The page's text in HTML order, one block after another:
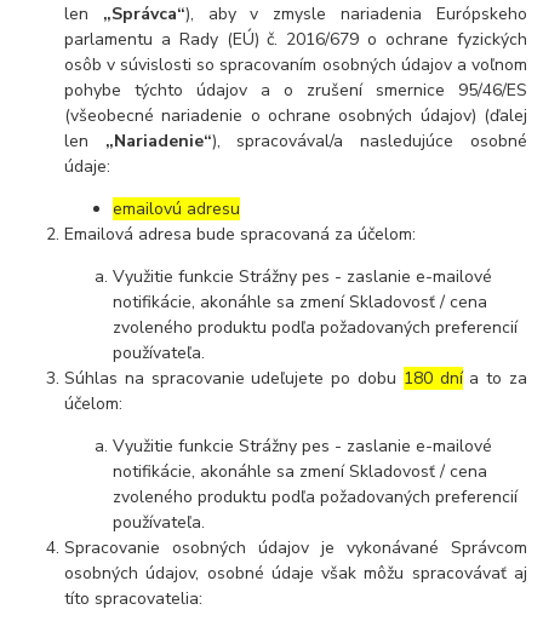
len „Správca“), aby v zmysle nariadenia Európskeho
parlamentu a Rady (EÚ) č. 2016/679 o ochrane fyzických
osôb v súvislosti so spracovaním osobných údajov a voľnom
pohybe týchto údajov a o zrušení smernice 95/46/ES
(všeobecné nariadenie o ochrane osobných údajov) (ďalej
len „Nariadenie“), spracovával/a nasledujúce osobné
údaje:
emailovú adresu
Emailová adresa bude spracovaná za účelom:
Využitie funkcie Strážny pes - zaslanie e-mailové
notifikácie, akonáhle sa zmení Skladovosť / cena
zvoleného produktu podľa požadovaných preferencií
používateľa.
Súhlas na spracovanie udeľujete po dobu 180 dnía to za
účelom:
Využitie funkcie Strážny pes - zaslanie e-mailové
notifikácie, akonáhle sa zmení Skladovosť / cena
zvoleného produktu podľa požadovaných preferencií
používateľa.
Spracovanie osobných údajov je vykonávané Správcom
osobných údajov, osobné údaje však môžu spracovávať aj
títo spracovatelia: